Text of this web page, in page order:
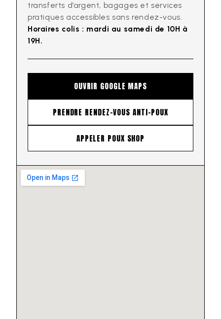
transferts d’argent, bagages et services
pratiques accessibles sans rendez-vous.
Horaires colis : mardi au samedi de 10H à
19H.
OUVRIR GOOGLE MAPS
PRENDRE RENDEZ-VOUS ANTI-POUX
APPELER POUX SHOP